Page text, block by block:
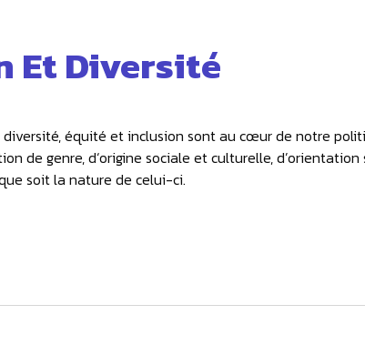
Et Diversité
diversité, équité et inclusion sont au cœur de notre
de genre, d‘origine sociale et culturelle,
soit la nature de celui-ci.